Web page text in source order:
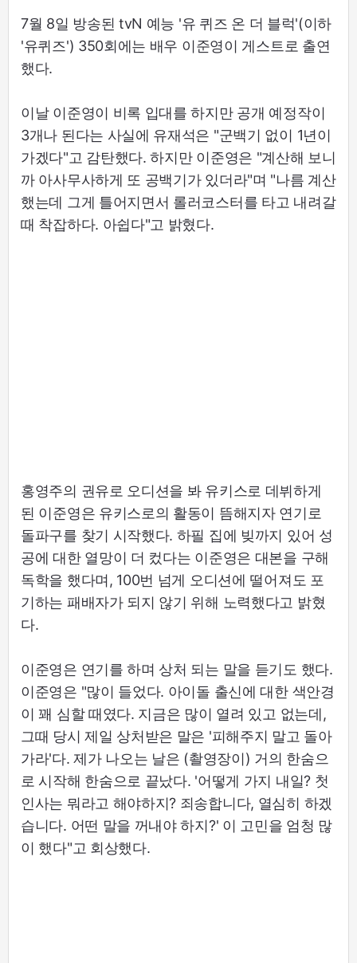
7월 8일 방송된 tvN 예능 '유 퀴즈 온 더 블럭'(이하
'유퀴즈') 350회에는 배우 이준영이 게스트로 출연
했다.
이날 이준영이 비록 입대를 하지만 공개 예정작이
3개나 된다는 사실에 유재석은 "군백기 없이 1년이
가겠다"고 감탄했다. 하지만 이준영은 "계산해 보니
까 아사무사하게 또 공백기가 있더라"며 "나름 계산
했는데 그게 틀어지면서 롤러코스터를 타고 내려갈
때 착잡하다. 아쉽다"고 밝혔다.
홍영주의 권유로 오디션을 봐 유키스로 데뷔하게
된 이준영은 유키스로의 활동이 뜸해지자 연기로
돌파구를 찾기 시작했다. 하필 집에 빚까지 있어 성
공에 대한 열망이 더 컸다는 이준영은 대본을 구해
독학을 했다며, 100번 넘게 오디션에 떨어져도 포
기하는 패배자가 되지 않기 위해 노력했다고 밝혔
다.
이준영은 연기를 하며 상처 되는 말을 듣기도 했다.
이준영은 "많이 들었다. 아이돌 출신에 대한 색안경
이 꽤 심할 때였다. 지금은 많이 열려 있고 없는데,
그때 당시 제일 상처받은 말은 '피해주지 말고 돌아
가라'다. 제가 나오는 날은 (촬영장이) 거의 한숨으
로 시작해 한숨으로 끝났다. '어떻게 가지 내일? 첫
인사는 뭐라고 해야하지? 죄송합니다, 열심히 하겠
습니다. 어떤 말을 꺼내야 하지?' 이 고민을 엄청 많
이 했다"고 회상했다.